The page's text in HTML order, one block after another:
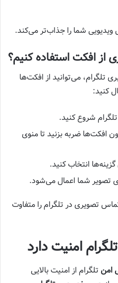
ویدیویی شما را جذاب‌تر می‌کند.
افکت استفاده کنیم؟
تلگرام، می‌توانید از افکت‌ها
کنید:
شروع کنید.
افکت‌ها ضربه بزنید تا منوی
انتخاب کنید.
تصویر شما اعمال می‌شود.
تصویری در تلگرام را متفاوت
امنیت دارد
امن تلگرام از امنیت بالایی